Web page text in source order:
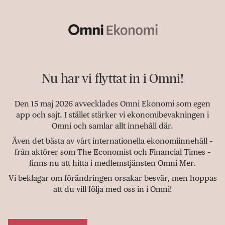
Nu har vi flyttat in i Omni!
Den 15 maj 2026 avvecklades Omni Ekonomi som egen
app och sajt. I stället stärker vi ekonomibevakningen i
Omni och samlar allt innehåll där.
Även det bästa av vårt internationella ekonomiinnehåll –
från aktörer som The Economist och Financial Times –
finns nu att hitta i medlemstjänsten Omni Mer.
Vi beklagar om förändringen orsakar besvär, men hoppas
att du vill följa med oss in i Omni!